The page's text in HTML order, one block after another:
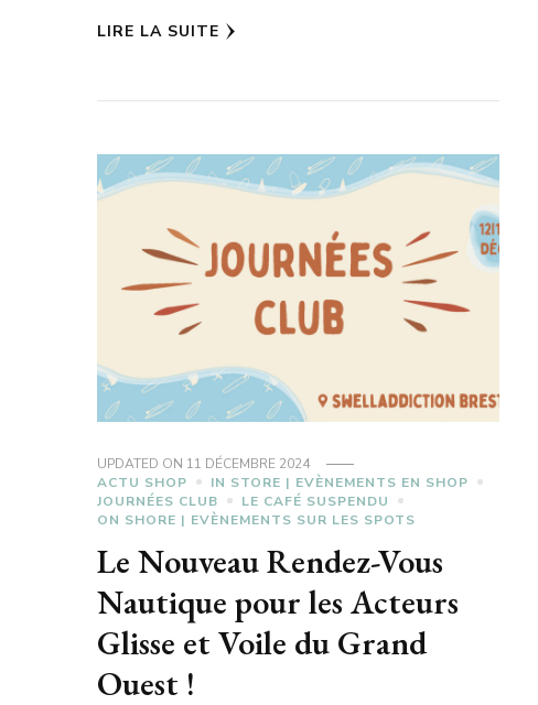
LIRE LA SUITE
UPDATED ON 11 DÉCEMBRE 2024
ACTU SHOP
IN STORE | EVÈNEMENTS EN SHOP
JOURNÉES CLUB
LE CAFÉ SUSPENDU
ON SHORE | EVÈNEMENTS SUR LES SPOTS
Le Nouveau Rendez-Vous
Nautique pour les Acteurs
Glisse et Voile du Grand
Ouest !